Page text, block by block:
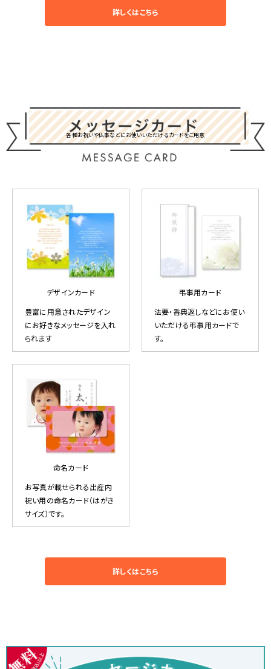
詳しくはこちら
各種お祝いや仏事などにお使いいただけるカードをご用意
デザインカード
豊富に用意されたデザイン
にお好きなメッセージを入れ
られます
弔事用カード
法要・香典返しなどにお使い
いただける弔事用カードで
す。
命名カード
お写真が載せられる出産内
祝い用の命名カード（はがき
サイズ）です。
詳しくはこちら